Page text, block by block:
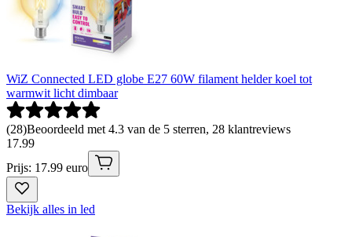
WiZ Connected LED globe E27 60W filament helder koel tot
warmwit licht dimbaar
(28)Beoordeeld met 4.3 van de 5 sterren, 28 klantreviews
17.99
Prijs: 17.99 euro
Bekijk alles in led